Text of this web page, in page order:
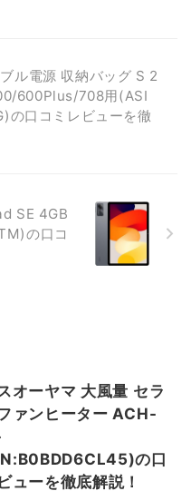
ル電源 収納バッグ S 2
600Plus/708用(ASI
の口コミレビューを徹
SE 4GB
の口コ
オーヤマ 大風量 セラ
ァンヒーター ACH-
の口
ューを徹底解説！